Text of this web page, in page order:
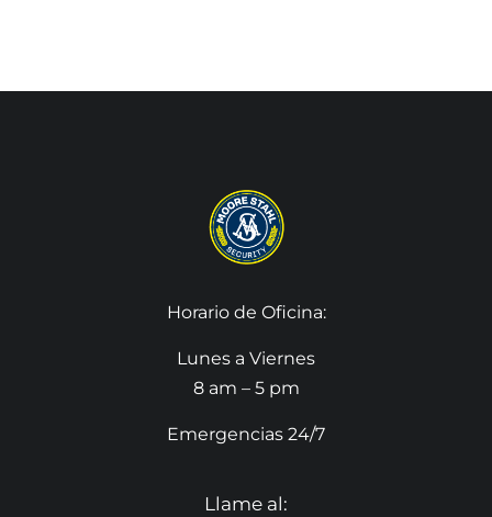
Horario de Oficina:
Lunes a Viernes
8 am – 5 pm
Emergencias 24/7
Llame al: